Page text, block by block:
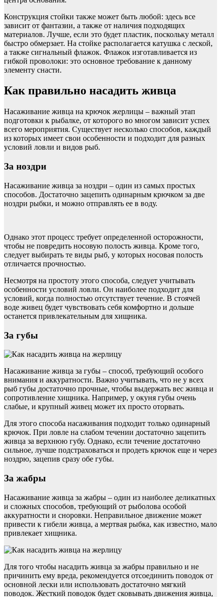
Конструкция стойки также может быть любой: здесь все
зависит от фантазии, а также от наличия подходящих
материалов. Лучше, если это будет пластик, поскольку металл
быстро обмерзает. На стойке располагается катушка с леской,
а также сигнальный флажок. Флажок изготавливается из
гибкой проволоки: это основное требование к данному
элементу снасти.
Как правильно насадить живца
Насаживание живца на крючок жерлицы – важный этап
подготовки к рыбалке, от которого во многом зависит успех
всего мероприятия. Существует несколько способов, каждый
из которых имеет свои особенности и подходит для разных
условий ловли и видов рыб.
За ноздри
Насаживание живца за ноздри – один из самых простых
способов. Достаточно зацепить одинарным крючком за две
ноздри рыбки, и можно отправлять ее в воду.
Однако этот процесс требует определенной осторожности,
чтобы не повредить носовую полость живца. Кроме того,
следует выбирать те виды рыб, у которых носовая полость
отличается прочностью.
Несмотря на простоту этого способа, следует учитывать
особенности условий ловли. Он наиболее подходит для
условий, когда полностью отсутствует течение. В стоячей
воде живец будет чувствовать себя комфортно и дольше
останется привлекательным для хищника.
За губы
Насаживание живца за губы – способ, требующий особого
внимания и аккуратности. Важно учитывать, что не у всех
рыб губы достаточно прочные, чтобы выдержать вес живца и
сопротивление хищника. Например, у окуня губы очень
слабые, и крупный живец может их просто оторвать.
Для этого способа насаживания подходит только одинарный
крючок. При ловле на слабом течении достаточно зацепить
живца за верхнюю губу. Однако, если течение достаточно
сильное, лучше подстраховаться и продеть крючок еще и через
ноздрю, зацепив сразу обе губы.
За жабры
Насаживание живца за жабры – один из наиболее деликатных
и сложных способов, требующий от рыболова особой
аккуратности и сноровки. Неправильное движение может
привести к гибели живца, а мертвая рыбка, как известно, мало
привлекает хищника.
Для того чтобы насадить живца за жабры правильно и не
причинить ему вреда, рекомендуется отсоединить поводок от
основной лески или использовать достаточно мягкий
поводок. Жесткий поводок будет сковывать движения живца,